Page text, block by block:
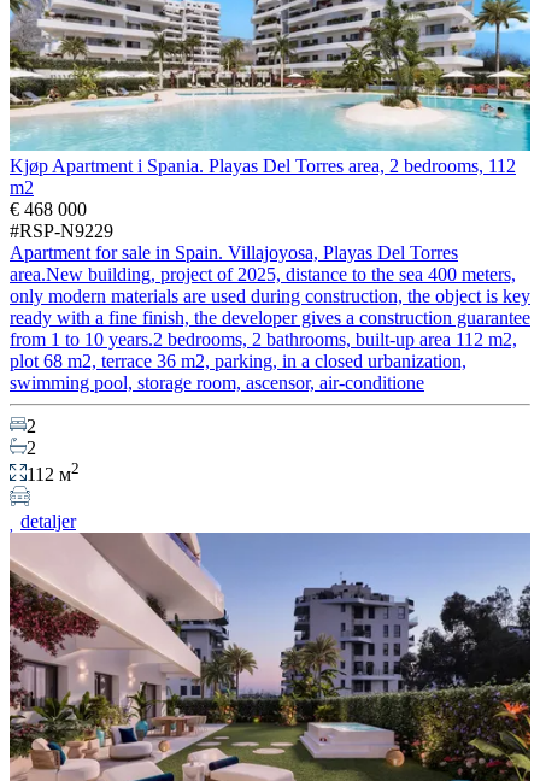
Kjøp Apartment i Spania. Playas Del Torres area, 2 bedrooms, 112
m2
€ 468 000
#RSP-N9229
Apartment for sale in Spain. Villajoyosa, Playas Del Torres
area.New building, project of 2025, distance to the sea 400 meters,
only modern materials are used during construction, the object is key
ready with a fine finish, the developer gives a construction guarantee
from 1 to 10 years.2 bedrooms, 2 bathrooms, built-up area 112 m2,
plot 68 m2, terrace 36 m2, parking, in a closed urbanization,
swimming pool, storage room, ascensor, air-conditione
2
2
112 м2
detaljer